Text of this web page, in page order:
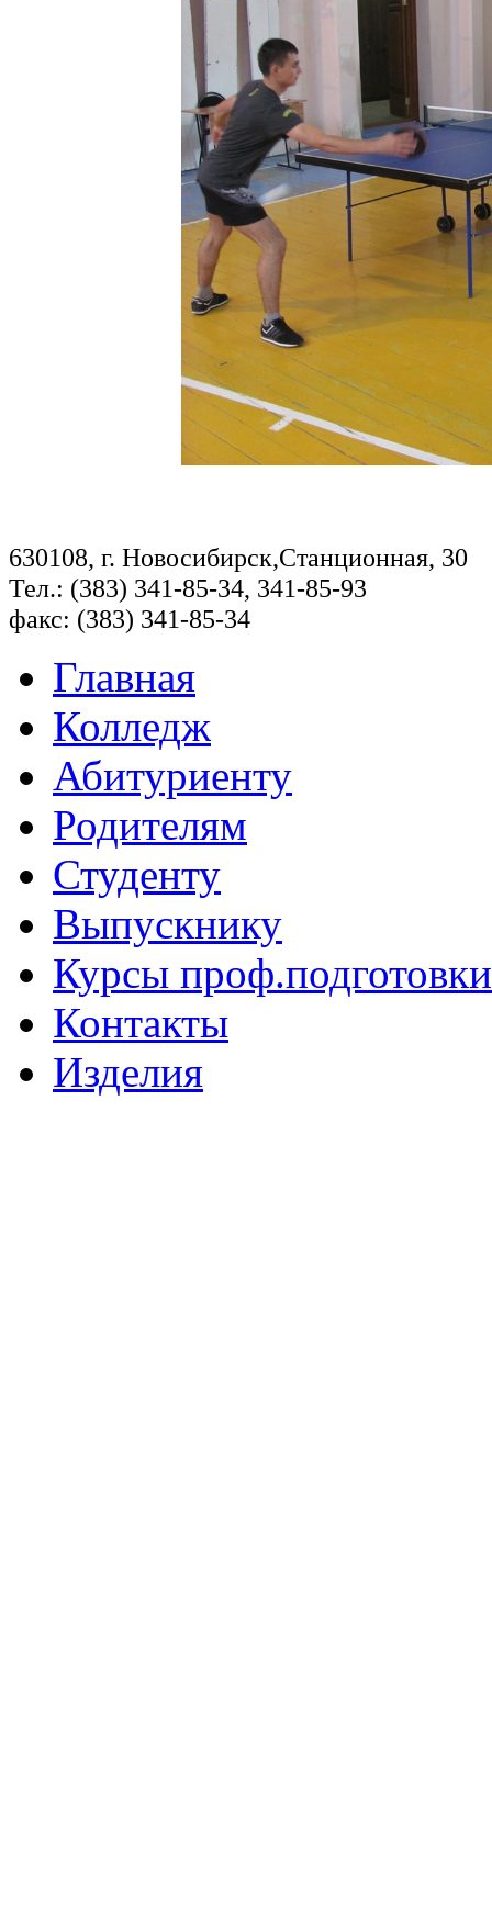
630108, г. Новосибирск,Станционная, 30
Тел.: (383) 341-85-34, 341-85-93
факс: (383) 341-85-34
Главная
Колледж
Абитуриенту
Родителям
Студенту
Выпускнику
Курсы проф.подготовки
Контакты
Изделия